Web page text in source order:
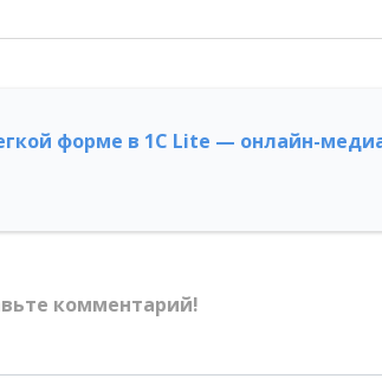
форме в 1С Lite — онлайн-
комментарий!